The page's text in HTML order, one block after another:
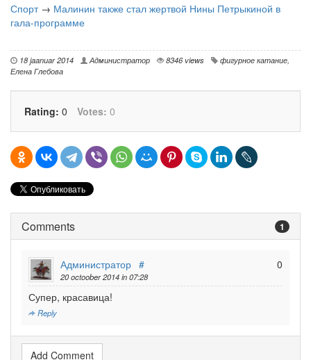
Спорт→ Малинин также стал жертвой Нины Петрыкиной в
гала-программе
18 jaanuar 2014 Администратор 8346 views фигурное катание,
Елена Глебова
Rating: 0 Votes: 0
Comments 1
0
Администратор #
20 octoober 2014 in 07:28
Супер, красавица!
Reply
Add Comment